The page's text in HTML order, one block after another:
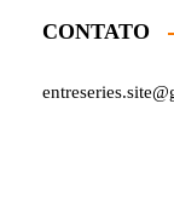
CONTATO